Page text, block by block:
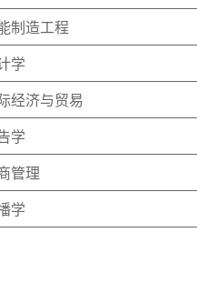
制造工程
学
经济与贸易
学
管理
学